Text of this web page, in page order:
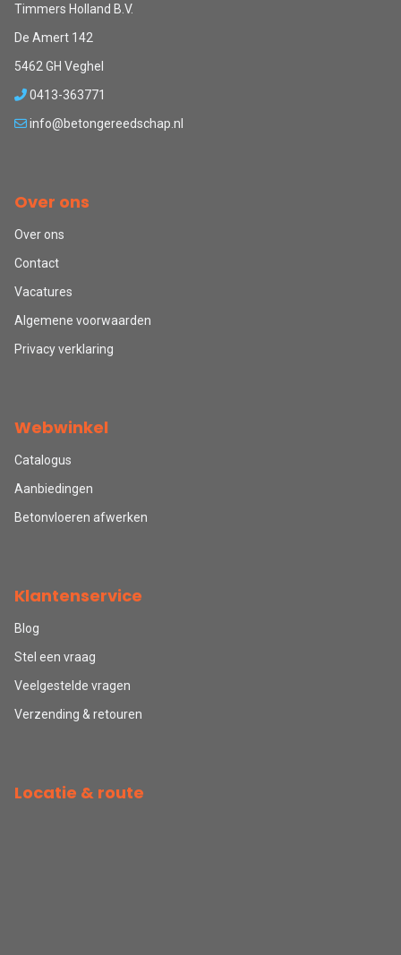
Timmers Holland B.V.
De Amert 142
5462 GH Veghel
0413-363771
info@betongereedschap.nl
Over ons
Over ons
Contact
Vacatures
Algemene voorwaarden
Privacy verklaring
Webwinkel
Catalogus
Aanbiedingen
Betonvloeren afwerken
Klantenservice
Blog
Stel een vraag
Veelgestelde vragen
Verzending & retouren
Locatie & route